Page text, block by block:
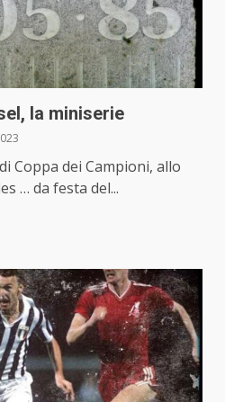
la miniserie
Coppa dei Campioni, allo
… da festa del...